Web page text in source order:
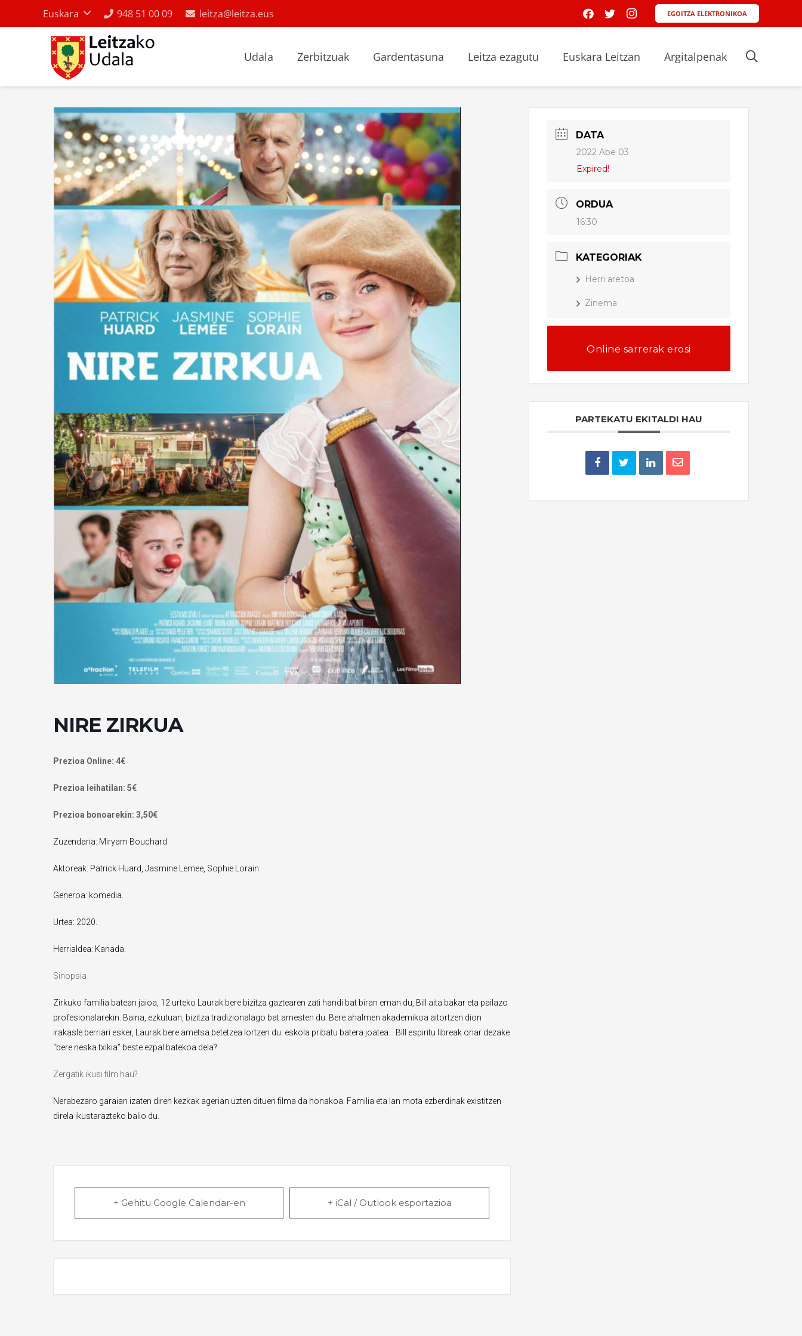
Euskara 948 51 00 09 leitza@leitza.eus EGOITZA ELEKTRONIKOA
Udala Zerbitzuak Gardentasuna Leitza ezagutu Euskara Leitzan Argitalpenak
NIRE ZIRKUA
Prezioa Online: 4€
Prezioa leihatilan: 5€
Prezioa bonoarekin: 3,50€
Zuzendaria: Miryam Bouchard.
Aktoreak: Patrick Huard, Jasmine Lemee, Sophie Lorain.
Generoa: komedia.
Urtea: 2020.
Herrialdea: Kanada.
Sinopsia
Zirkuko familia batean jaioa, 12 urteko Laurak bere bizitza gaztearen zati handi bat biran eman du, Bill aita bakar eta pailazo
profesionalarekin. Baina, ezkutuan, bizitza tradizionalago bat amesten du. Bere ahalmen akademikoa aitortzen dion
irakasle berriari esker, Laurak bere ametsa betetzea lortzen du: eskola pribatu batera joatea… Bill espiritu libreak onar dezake
“bere neska txikia” beste ezpal batekoa dela?
Zergatik ikusi film hau?
Nerabezaro garaian izaten diren kezkak agerian uzten dituen filma da honakoa. Familia eta lan mota ezberdinak existitzen
direla ikustarazteko balio du.
+ Gehitu Google Calendar-en + iCal / Outlook esportazioa
DATA
2022 Abe 03
Expired!
ORDUA
16:30
KATEGORIAK
Herri aretoa
Zinema
Online sarrerak erosi
PARTEKATU EKITALDI HAU